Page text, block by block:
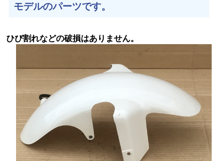
モデルのパーツです。
ひび割れなどの破損はありません。